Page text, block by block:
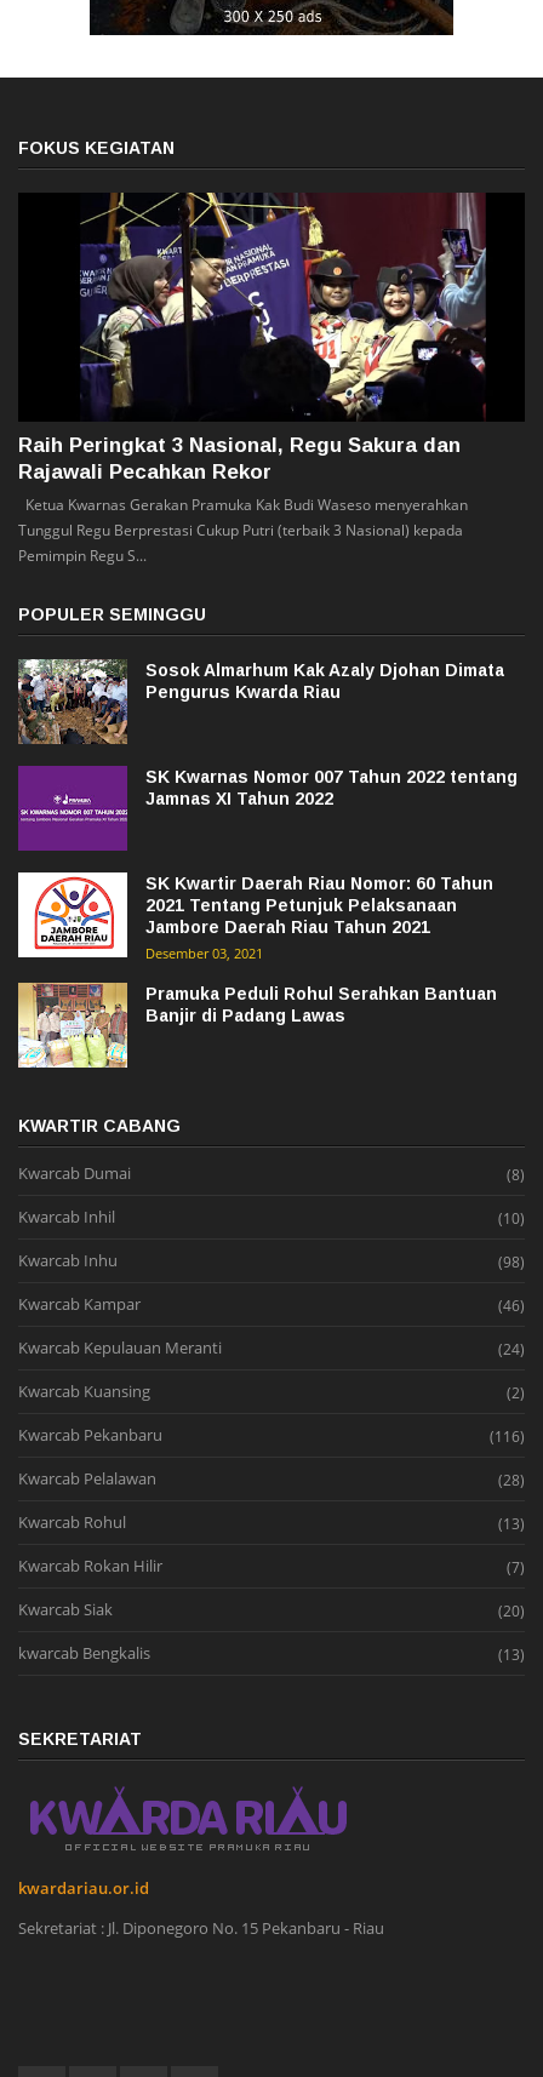
FOKUS KEGIATAN
Raih Peringkat 3 Nasional, Regu Sakura dan
Rajawali Pecahkan Rekor
Ketua Kwarnas Gerakan Pramuka Kak Budi Waseso menyerahkan
Tunggul Regu Berprestasi Cukup Putri (terbaik 3 Nasional) kepada
Pemimpin Regu S...
POPULER SEMINGGU
Sosok Almarhum Kak Azaly Djohan Dimata
Pengurus Kwarda Riau
SK Kwarnas Nomor 007 Tahun 2022 tentang
Jamnas XI Tahun 2022
SK Kwartir Daerah Riau Nomor: 60 Tahun
2021 Tentang Petunjuk Pelaksanaan
Jambore Daerah Riau Tahun 2021
Desember 03, 2021
Pramuka Peduli Rohul Serahkan Bantuan
Banjir di Padang Lawas
KWARTIR CABANG
Kwarcab Dumai (8)
Kwarcab Inhil (10)
Kwarcab Inhu (98)
Kwarcab Kampar (46)
Kwarcab Kepulauan Meranti (24)
Kwarcab Kuansing (2)
Kwarcab Pekanbaru (116)
Kwarcab Pelalawan (28)
Kwarcab Rohul (13)
Kwarcab Rokan Hilir (7)
Kwarcab Siak (20)
kwarcab Bengkalis (13)
SEKRETARIAT
kwardariau.or.id
Sekretariat : Jl. Diponegoro No. 15 Pekanbaru - Riau